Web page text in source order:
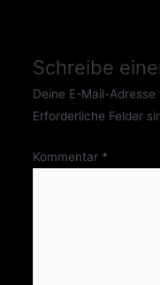
Schreibe
Deine E-Mail-
Erforderliche Felder
Kommentar *